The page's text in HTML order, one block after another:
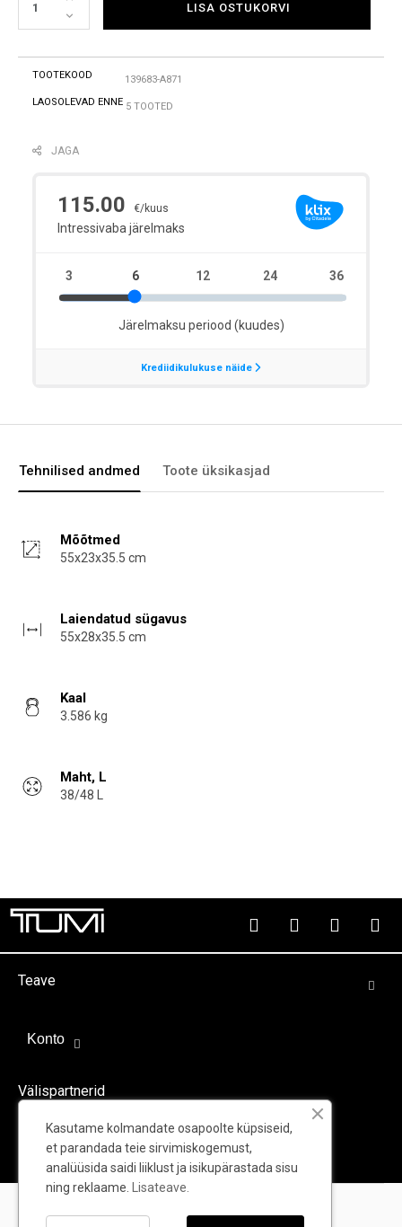
LISA OSTUKORVI
TOOTEKOOD
139683-A871
LAOSOLEVAD ENNE 5 TOOTED
JAGA
Tehnilised andmed Toote üksikasjad
Mõõtmed
55x23x35.5 cm
Laiendatud sügavus
55x28x35.5 cm
Kaal
3.586 kg
Maht, L
38/48 L
Teave
Konto
Välispartnerid
© TUMI - Kõik õigused kaitstud
Kasutame kolmandate osapoolte küpsiseid,
et parandada teie sirvimiskogemust,
analüüsida saidi liiklust ja isikupärastada sisu
ning reklaame.
Lisateave.